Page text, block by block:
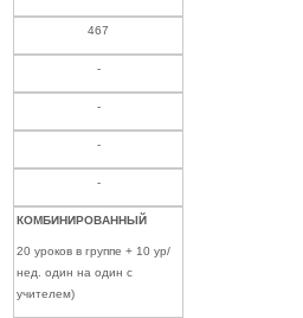
467
-
-
-
-
КОМБИНИРОВАННЫЙ
20 уроков в группе + 10 ур/
нед. один на один с
учителем)